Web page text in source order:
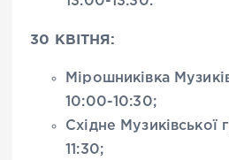
30 КВІТНЯ:
Мірошниківка
10:00-10:30;
Східне Музиківської
11:30;